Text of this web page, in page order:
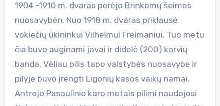
1904 -1910 m. dvaras perėjo Brinkemų šeimos
nuosavybėn. Nuo 1918 m. dvaras priklausė
vokiečių ūkininkui Vilhelmui Freimaniui. Tuo metu
čia buvo auginami javai ir didelė (200) karvių
banda. Vėliau pilis tapo valstybės nuosavybe ir
pilyje buvo įrengti Ligonių kasos vaikų namai.
Antrojo Pasaulinio karo metais pilimi naudojosi